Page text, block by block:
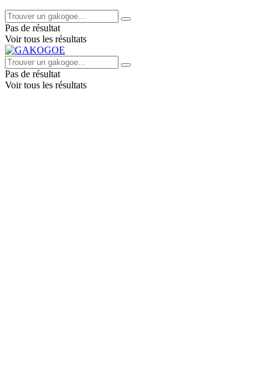
Pas de résultat
Voir tous les résultats
Pas de résultat
Voir tous les résultats